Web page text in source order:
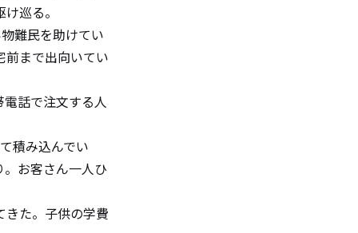
巡る。
難民を助けてい
前まで出向いてい
話で注文する人
積み込んでい
お客さん一人ひ
た。子供の学費